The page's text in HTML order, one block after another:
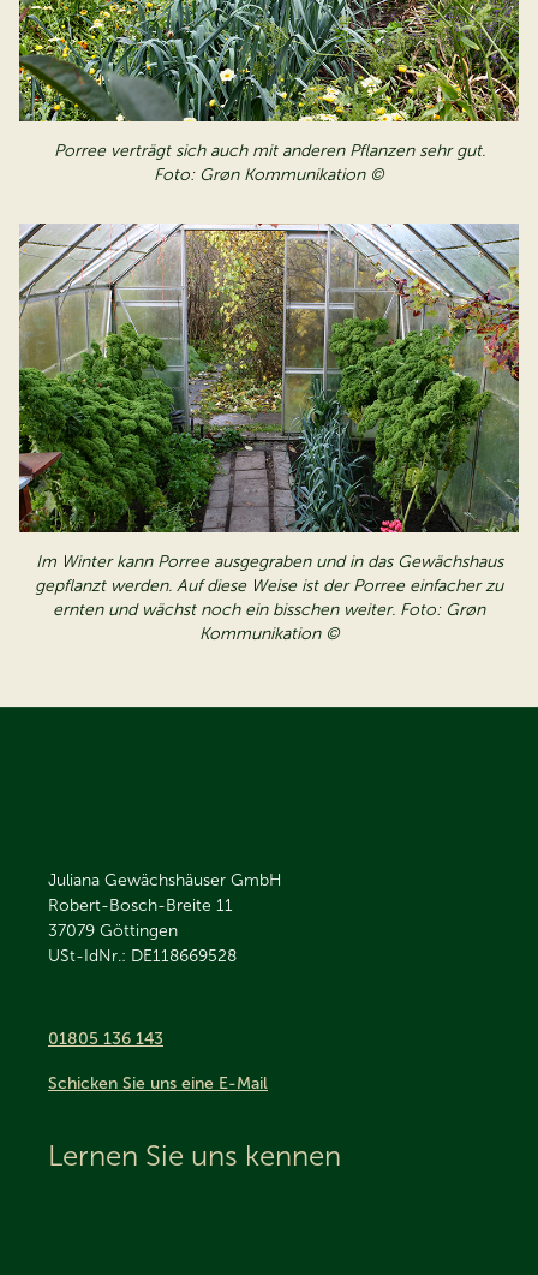
Porree verträgt sich auch mit anderen Pflanzen sehr gut.
Foto: Grøn Kommunikation ©
Im Winter kann Porree ausgegraben und in das Gewächshaus
gepflanzt werden. Auf diese Weise ist der Porree einfacher zu
ernten und wächst noch ein bisschen weiter. Foto: Grøn
Kommunikation ©
Juliana Gewächshäuser GmbH
Robert-Bosch-Breite 11
37079 Göttingen
USt-IdNr.: DE118669528
01805 136 143
Schicken Sie uns eine E-Mail
Lernen Sie uns kennen